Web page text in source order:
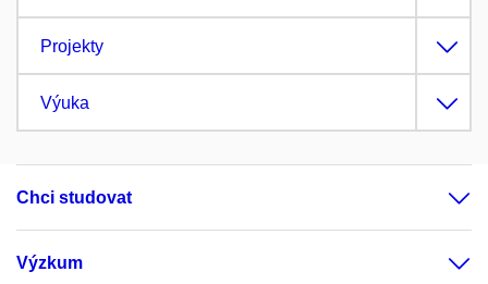
Projekty
Výuka
Chci studovat
Výzkum